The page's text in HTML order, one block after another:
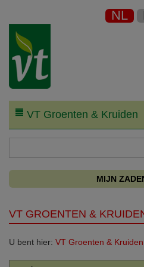
NL
VT Groenten & Kruiden
MIJN
VT GROENTEN &
U bent hier: VT Groenten & Kruiden